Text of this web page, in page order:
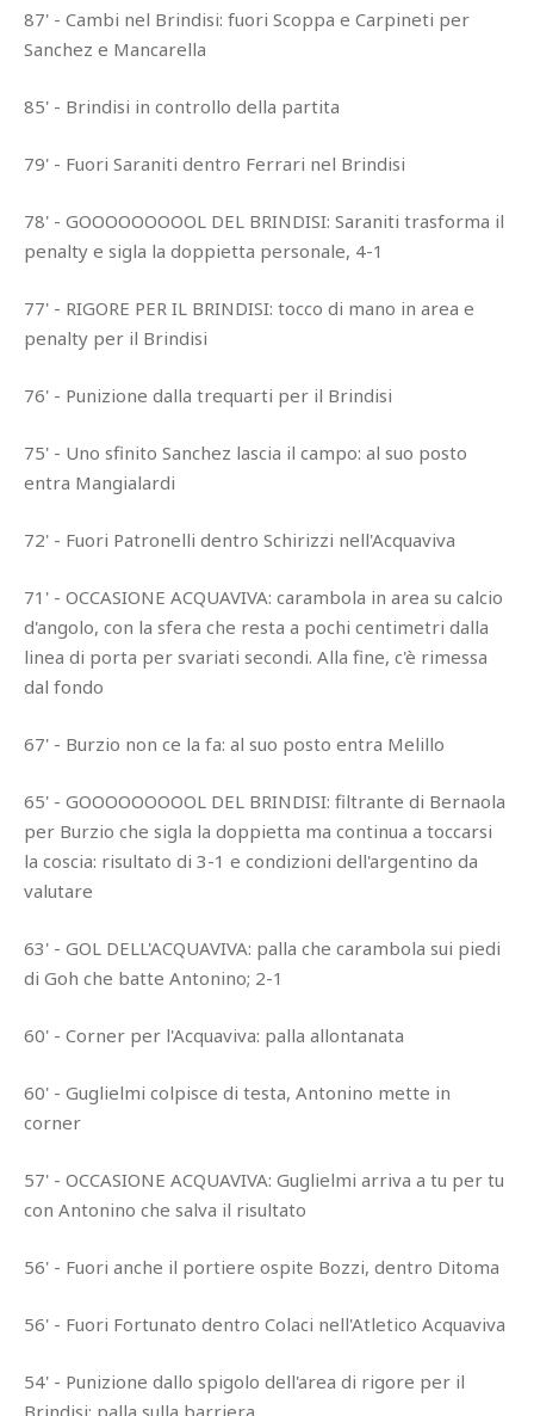
87' - Cambi nel Brindisi: fuori Scoppa e Carpineti per
Sanchez e Mancarella
85' - Brindisi in controllo della partita
79' - Fuori Saraniti dentro Ferrari nel Brindisi
78' - GOOOOOOOOOL DEL BRINDISI: Saraniti trasforma il
penalty e sigla la doppietta personale, 4-1
77' - RIGORE PER IL BRINDISI: tocco di mano in area e
penalty per il Brindisi
76' - Punizione dalla trequarti per il Brindisi
75' - Uno sfinito Sanchez lascia il campo: al suo posto
entra Mangialardi
72' - Fuori Patronelli dentro Schirizzi nell'Acquaviva
71' - OCCASIONE ACQUAVIVA: carambola in area su calcio
d'angolo, con la sfera che resta a pochi centimetri dalla
linea di porta per svariati secondi. Alla fine, c'è rimessa
dal fondo
67' - Burzio non ce la fa: al suo posto entra Melillo
65' - GOOOOOOOOOL DEL BRINDISI: filtrante di Bernaola
per Burzio che sigla la doppietta ma continua a toccarsi
la coscia: risultato di 3-1 e condizioni dell'argentino da
valutare
63' - GOL DELL'ACQUAVIVA: palla che carambola sui piedi
di Goh che batte Antonino; 2-1
60' - Corner per l'Acquaviva: palla allontanata
60' - Guglielmi colpisce di testa, Antonino mette in
corner
57' - OCCASIONE ACQUAVIVA: Guglielmi arriva a tu per tu
con Antonino che salva il risultato
56' - Fuori anche il portiere ospite Bozzi, dentro Ditoma
56' - Fuori Fortunato dentro Colaci nell'Atletico Acquaviva
54' - Punizione dallo spigolo dell'area di rigore per il
Brindisi: palla sulla barriera